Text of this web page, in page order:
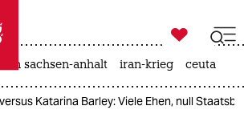
taz zahl ich
taz zahl ich

taz zahl ich
in sachsen-anhalt iran-krieg ceuta
Katarina Barley: Viele Ehen, null